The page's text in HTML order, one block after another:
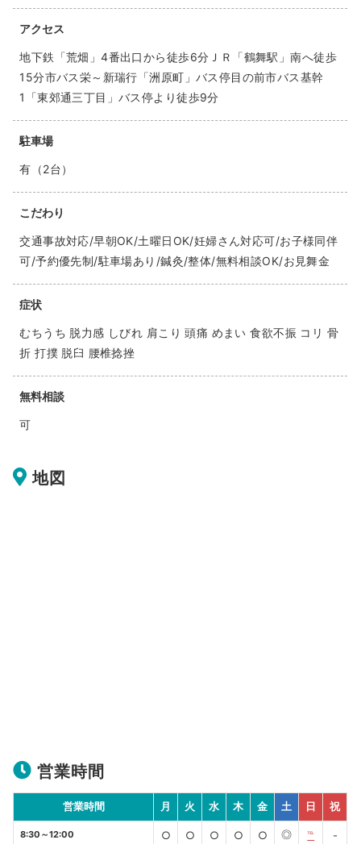
アクセス
地下鉄「荒畑」4番出口から徒歩6分ＪＲ「鶴舞駅」南へ徒歩
15分市バス栄～新瑞行「洲原町」バス停目の前市バス基幹
1「東郊通三丁目」バス停より徒歩9分
駐車場
有（2台）
こだわり
交通事故対応/早朝OK/土曜日OK/妊婦さん対応可/お子様同伴
可/予約優先制/駐車場あり/鍼灸/整体/無料相談OK/お見舞金
症状
むちうち 脱力感 しびれ 肩こり 頭痛 めまい 食欲不振 コリ 骨
折 打撲 脱臼 腰椎捻挫
無料相談
可
地図
営業時間
営業時間 月 火 水 木 金 土 日 祝
8:30～12:00 ○ ○ ○ ○ ○ ◎ ℡ -